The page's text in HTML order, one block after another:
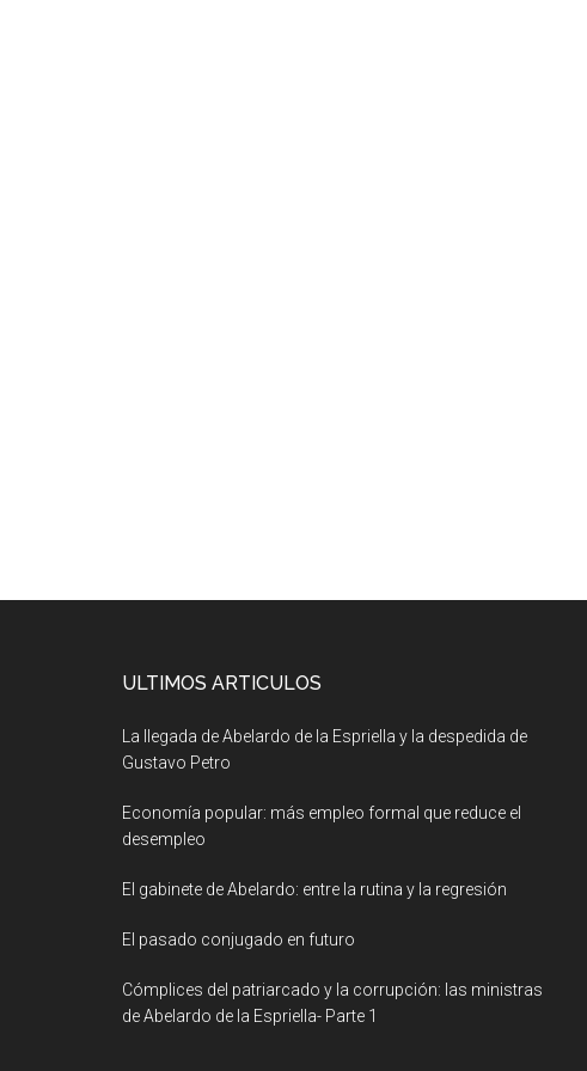
ULTIMOS ARTICULOS
La llegada de Abelardo de la Espriella y la despedida de
Gustavo Petro
Economía popular: más empleo formal que reduce el
desempleo
El gabinete de Abelardo: entre la rutina y la regresión
El pasado conjugado en futuro
Cómplices del patriarcado y la corrupción: las ministras
de Abelardo de la Espriella- Parte 1